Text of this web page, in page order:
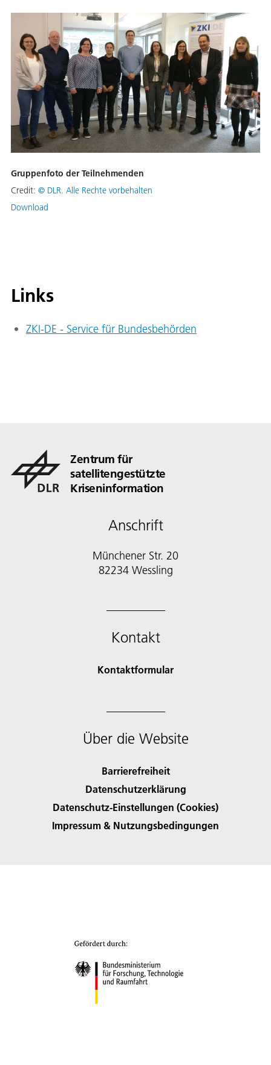
Gruppenfoto der Teilnehmenden
Credit: © DLR. Alle Rechte vorbehalten
Download
Links
ZKI-DE - Service für Bundesbehörden
Zentrum für
satellitengestützte
Kriseninformation
Anschrift
Münchener Str. 20
82234 Wessling
Kontakt
Kontaktformular
Über die Website
Barrierefreiheit
Datenschutzerklärung
Datenschutz-Einstellungen (Cookies)
Impressum & Nutzungsbedingungen